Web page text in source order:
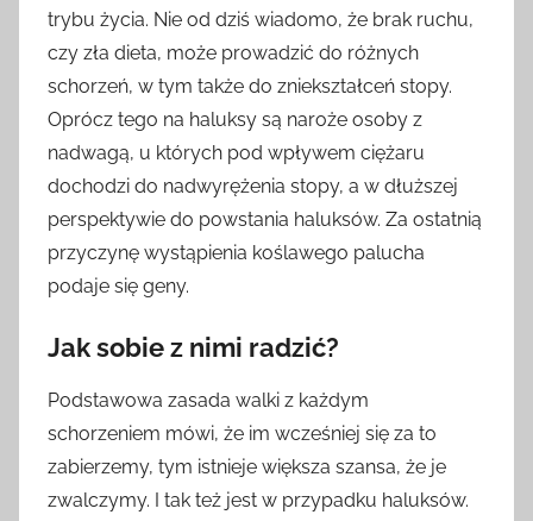
trybu życia. Nie od dziś wiadomo, że brak ruchu,
czy zła dieta, może prowadzić do różnych
schorzeń, w tym także do zniekształceń stopy.
Oprócz tego na haluksy są naroże osoby z
nadwagą, u których pod wpływem ciężaru
dochodzi do nadwyrężenia stopy, a w dłuższej
perspektywie do powstania haluksów. Za ostatnią
przyczynę wystąpienia koślawego palucha
podaje się geny.
Jak sobie z nimi radzić?
Podstawowa zasada walki z każdym
schorzeniem mówi, że im wcześniej się za to
zabierzemy, tym istnieje większa szansa, że je
zwalczymy. I tak też jest w przypadku haluksów.